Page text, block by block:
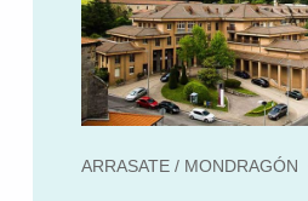
ARRASATE / MONDRAGÓN